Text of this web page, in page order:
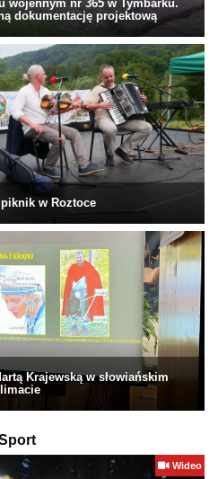
wojennym nr 365 w Tymbarku.
dokumentację projektową
w Roztoce
Krajewską w słowiańskim
Wideo